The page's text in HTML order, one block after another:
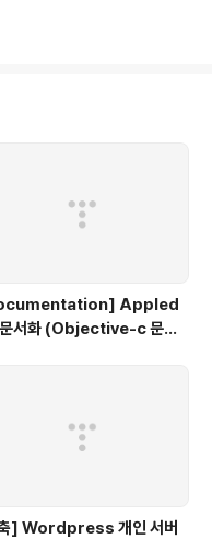
log
는 상황
Appled
서화 (Objective-c 문서
] Wordpress 개인 서버